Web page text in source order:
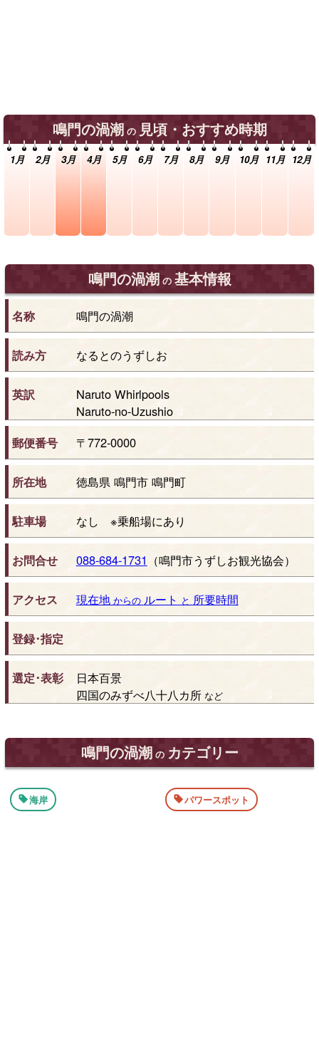
鳴門の渦潮 の 見頃・おすすめ時期
1月 2月 3月 4月 5月 6月 7月 8月 9月 10月 11月 12月
鳴門の渦潮 の 基本情報
名称 鳴門の渦潮
読み方 なるとのうずしお
英訳
Naruto Whirlpools
Naruto-no-Uzushio
郵便番号
〒772-0000
所在地 徳島県 鳴門市 鳴門町
駐車場 なし ※乗船場にあり
お問合せ 088-684-1731 （鳴門市うずしお観光協会）
アクセス 現在地からの ルート と 所要時間
登録･指定
選定･表彰
日本百景
四国のみずべ八十八カ所など
鳴門の渦潮 の カテゴリー
海岸 パワースポット